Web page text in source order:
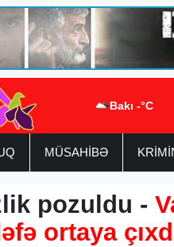
Bakı -°C
MÜSAHİBƏ
pozuldu -
ortaya